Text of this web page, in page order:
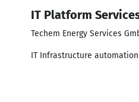
IT Platform
Techem Energy Services
IT Infrastructure automation